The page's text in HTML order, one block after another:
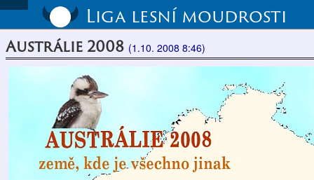
Liga lesní moudrosti
Austrálie 2008 (1.10. 2008 8:46)